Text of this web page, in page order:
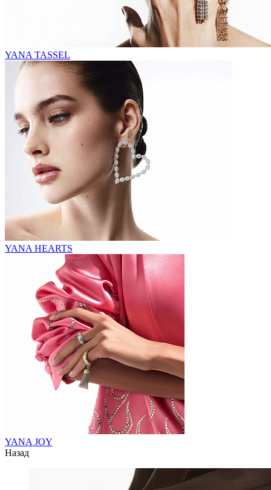
YANA TASSEL
YANA HEARTS
YANA JOY
Назад